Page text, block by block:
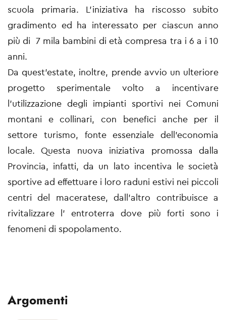
scuola primaria. L’iniziativa ha riscosso subito
gradimento ed ha interessato per ciascun anno
più di 7 mila bambini di età compresa tra i 6 a i 10
anni.
Da quest’estate, inoltre, prende avvio un ulteriore
progetto sperimentale volto a incentivare
l’utilizzazione degli impianti sportivi nei Comuni
montani e collinari, con benefici anche per il
settore turismo, fonte essenziale dell’economia
locale. Questa nuova iniziativa promossa dalla
Provincia, infatti, da un lato incentiva le società
sportive ad effettuare i loro raduni estivi nei piccoli
centri del maceratese, dall’altro contribuisce a
rivitalizzare l’ entroterra dove più forti sono i
fenomeni di spopolamento.
Argomenti